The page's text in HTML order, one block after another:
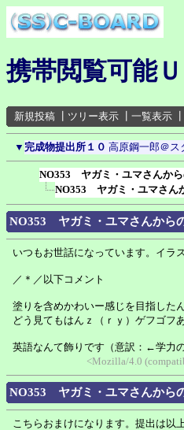
携帯閲覧可能
新規投稿 ツリー表示 一覧表示
▼ 完成物提出所１０ 高原鋼一郎＠ス
NO353 ヤガミ・ユマさんか
NO353 ヤガミ・ユマさん
NO353 ヤガミ・ユマさんから
いつもお世話になっています。イラ
／＊／以下コメント
塗りを含めかわいー感じを目指した
どう見てもはんｚ（ｒｙ）ゲフゴフ
英語なんて飾りです（意訳：←学力の
<Mozilla/4.0
NO353 ヤガミ・ユマさんから
こちらおまけになります。提出は以